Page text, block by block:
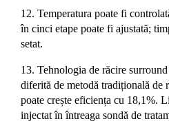
12. Temperatura poate fi
în cinci etape poate fi ajustată;
setat.
13. Tehnologia de răcire
diferită de metodă tradițională de
poate crește eficiența cu 18,1%.
injectat în întreaga sondă de